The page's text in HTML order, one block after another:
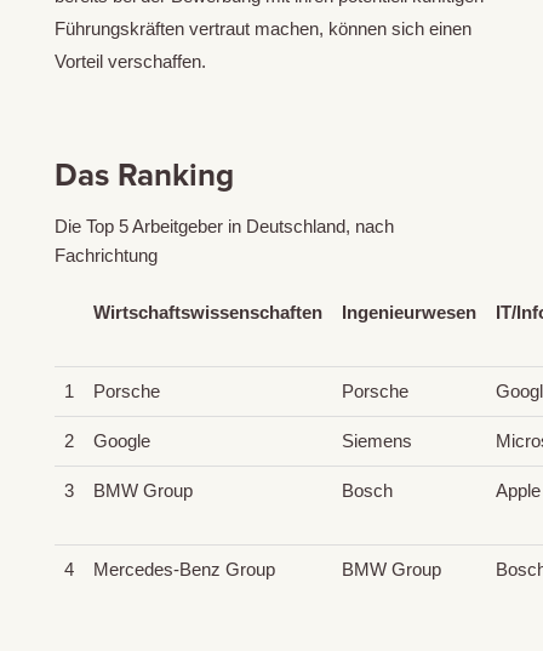
Führungskräften vertraut machen, können sich einen
Vorteil verschaffen.
Das Ranking
Die Top 5 Arbeitgeber in Deutschland, nach
Fachrichtung
Wirtschaftswissenschaften Ingenieurwesen IT/
1 Porsche Porsche
2 Google Siemens
3 BMW Group Bosch Apple
4 Mercedes-Benz Group BMW Group